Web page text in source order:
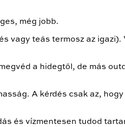
még jobb.
vagy teás termosz az
a hidegtől, de más
A kérdés csak az,
és vízmentesen tudod